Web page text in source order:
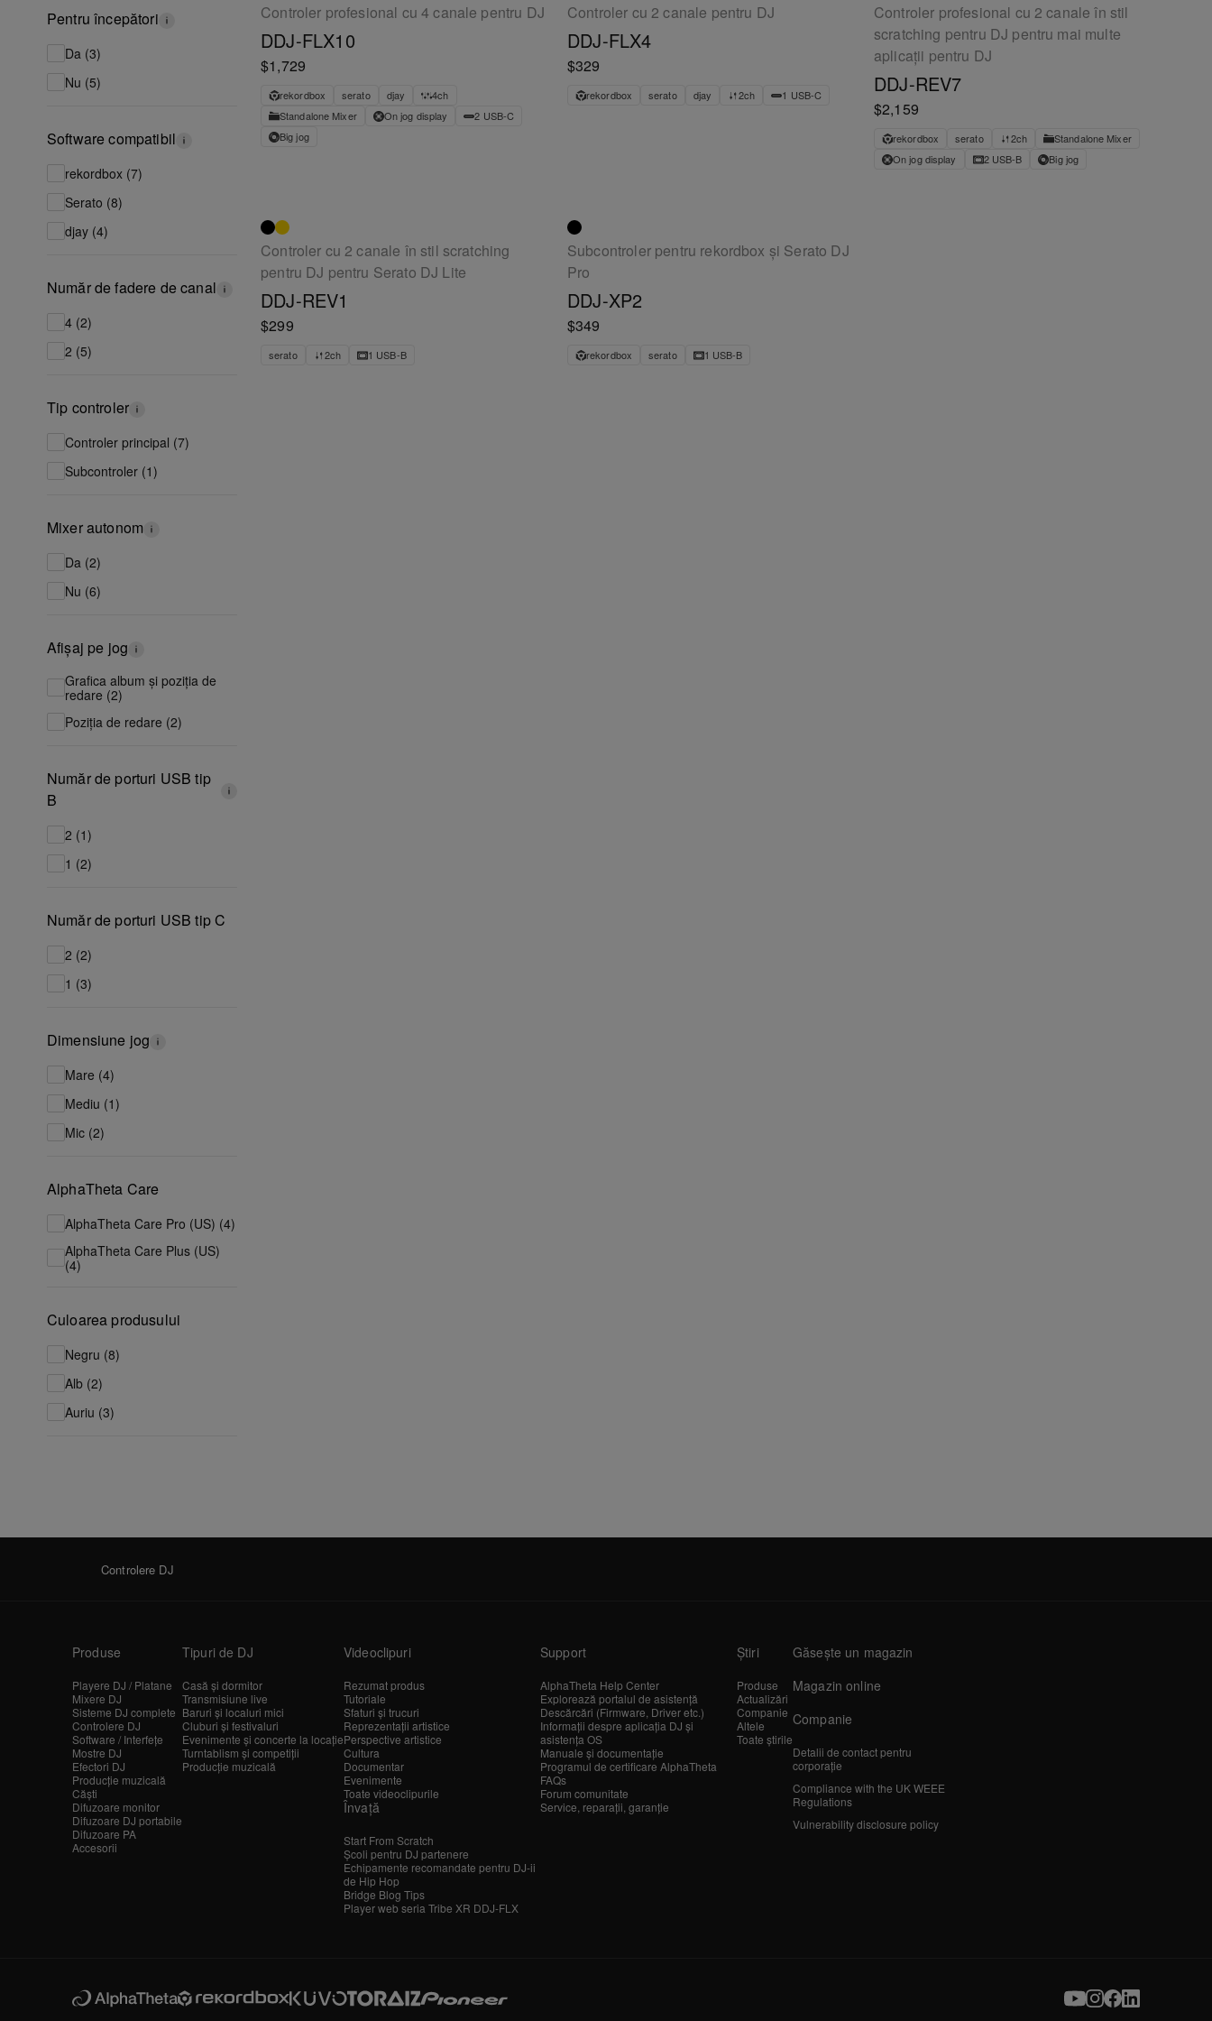
Pentru începători
Da (3)
Nu (5)
Software compatibil
rekordbox (7)
Serato (8)
djay (4)
Număr de fadere de canal
4 (2)
2 (5)
Tip controler
Controler principal (7)
Subcontroler (1)
Mixer autonom
Da (2)
Nu (6)
Afișaj pe jog
Grafica album și poziția de
redare (2)
Poziția de redare (2)
Număr de porturi USB tip
B
2 (1)
1 (2)
Număr de porturi USB tip C
2 (2)
1 (3)
Dimensiune jog
Mare (4)
Mediu (1)
Mic (2)
AlphaTheta Care
AlphaTheta Care Pro (US) (4)
AlphaTheta Care Plus (US)
(4)
Culoarea produsului
Negru (8)
Alb (2)
Auriu (3)
Controler profesional cu 4 canale pentru DJ
DDJ-FLX10
$1,729
rekordbox serato djay
4ch
Standalone Mixer
On jog display
2 USB-C
Big jog
Controler cu 2 canale pentru DJ
DDJ-FLX4
$329
rekordbox serato djay 2ch 1 USB-C
Controler profesional cu 2 canale în stil
scratching pentru DJ pentru mai multe
aplicații pentru DJ
DDJ-REV7
$2,159
rekordbox serato 2ch
Standalone Mixer
On jog display
2 USB-B Big jog
Controler cu 2 canale în stil scratching
pentru DJ pentru Serato DJ Lite
DDJ-REV1
$299
serato 2ch 1 USB-B
Subcontroler pentru rekordbox și Serato DJ
Pro
DDJ-XP2
$349
rekordbox serato 1 USB-B
Controlere DJ
Produse
Playere DJ / Platane
Mixere DJ
Sisteme DJ complete
Controlere DJ
Software / Interfețe
Mostre DJ
Efectori DJ
Producție muzicală
Căști
Difuzoare monitor
Difuzoare DJ portabile
Difuzoare PA
Accesorii
Tipuri de DJ
Casă și dormitor
Transmisiune live
Baruri și localuri mici
Cluburi și festivaluri
Evenimente și concerte la locație
Turntablism și competiții
Producție muzicală
Videoclipuri
Rezumat produs
Tutoriale
Sfaturi și trucuri
Reprezentații artistice
Perspective artistice
Cultura
Documentar
Evenimente
Toate videoclipurile
Învață
Start From Scratch
Școli pentru DJ partenere
Echipamente recomandate pentru DJ-ii
de Hip Hop
Bridge Blog Tips
Player web seria Tribe XR DDJ-FLX
Support
AlphaTheta Help Center
Explorează portalul de asistență
Descărcări (Firmware, Driver etc.)
Informații despre aplicația DJ și
asistența OS
Manuale și documentație
Programul de certificare AlphaTheta
FAQs
Forum comunitate
Service, reparații, garanție
Știri
Produse
Actualizări
Companie
Altele
Toate știrile
Găsește un magazin
Magazin online
Companie
Detalii de contact pentru
corporație
Compliance with the UK WEEE
Regulations
Vulnerability disclosure policy